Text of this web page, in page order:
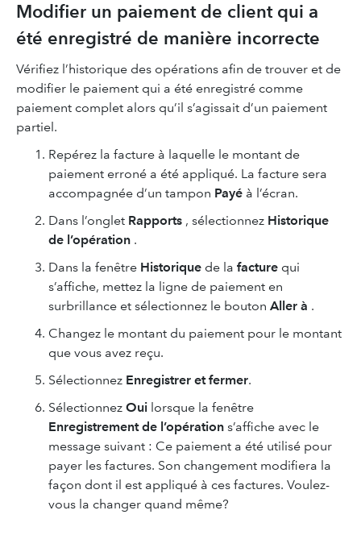
Modifier un paiement de client qui a
été enregistré de manière incorrecte
Vérifiez l’historique des opérations afin de trouver et de
modifier le paiement qui a été enregistré comme
paiement complet alors qu’il s’agissait d’un paiement
partiel.
Repérez la facture à laquelle le montant de
paiement erroné a été appliqué. La facture sera
accompagnée d’un tampon Payé à l’écran.
Dans l’onglet Rapports , sélectionnez Historique
de l’opération .
Dans la fenêtre Historique de la facture qui
s’affiche, mettez la ligne de paiement en
surbrillance et sélectionnez le bouton Aller à .
Changez le montant du paiement pour le montant
que vous avez reçu.
Sélectionnez Enregistrer et fermer.
Sélectionnez Oui lorsque la fenêtre
Enregistrement de l’opération s’affiche avec le
message suivant : Ce paiement a été utilisé pour
payer les factures. Son changement modifiera la
façon dont il est appliqué à ces factures. Voulez-
vous la changer quand même?